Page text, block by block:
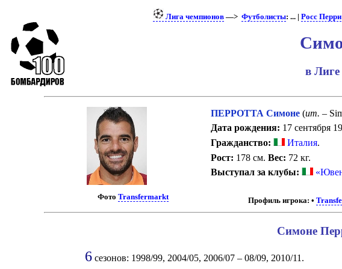
Лига чемпионов —>Футболисты: ... |Росс Перри
в
Фото Transfermarkt
ПЕРРОТТА Симоне (ит. –
Дата рождения: 17 сентября
Гражданство:
Италия.
Рост: 178 см.Вес: 72 кг.
Выступал за клубы:
Профиль игрока: •
Симоне
6сезонов: 1998/99, 2004/05, 2006/07 – 08/09, 2010/11.